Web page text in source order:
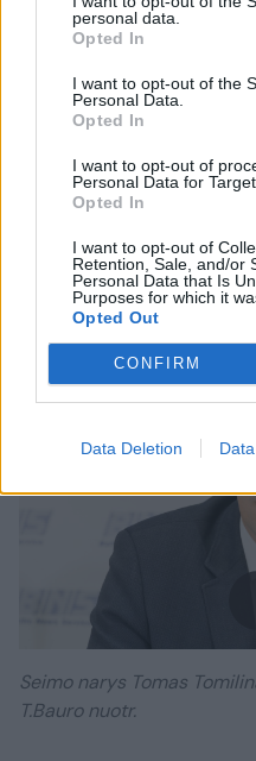
personal data.
Opted In
I want to opt-out of the
Personal Data.
Opted In
I want to opt-out of
Personal Data for
Opted In
I want to opt-out of
Retention, Sale, and/or
Personal Data that Is
Purposes for which it
Opted Out
CONFIRM
Data Deletion
tikrai būtina
Nemanau“, – kalbėjo
A.Armonaitė.
Seimo narė
praktiškai, ar nebus
Seimo narys Tomas
T.Bauro nuotr.